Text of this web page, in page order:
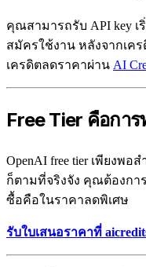
คุณสามารถรับ API key เ
สมัครใช้งาน หลังจากเค
เครดิตลดราคาผ่าน AI
Free Tier คือกา
OpenAI free tier เพียงพ
ก็ตามที่จริงจัง คุณต้องกา
ซื้อคือในราคาลดพิเศษ
รับใบเสนอราคาที่